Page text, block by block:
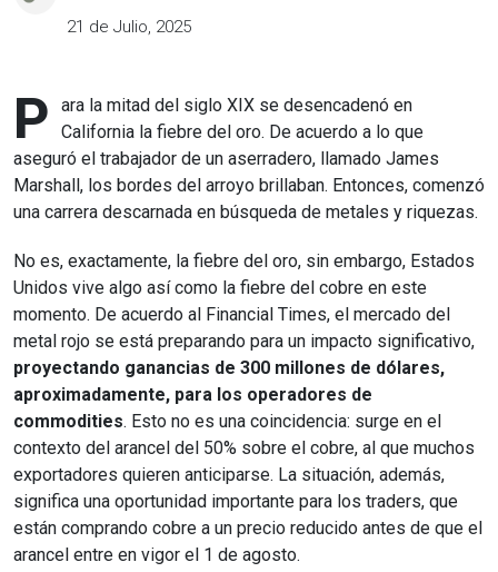
21 de Julio, 2025
P
ara la mitad del siglo XIX se desencadenó en
California la fiebre del oro. De acuerdo a lo que
aseguró el trabajador de un aserradero, llamado James
Marshall, los bordes del arroyo brillaban. Entonces, comenzó
una carrera descarnada en búsqueda de metales y riquezas.
No es, exactamente, la fiebre del oro, sin embargo, Estados
Unidos vive algo así como la fiebre del cobre en este
momento. De acuerdo al Financial Times, el mercado del
metal rojo se está preparando para un impacto significativo,
proyectando ganancias de 300 millones de dólares,
aproximadamente, para los operadores de
commodities. Esto no es una coincidencia: surge en el
contexto del arancel del 50% sobre el cobre, al que muchos
exportadores quieren anticiparse. La situación, además,
significa una oportunidad importante para los traders, que
están comprando cobre a un precio reducido antes de que el
arancel entre en vigor el 1 de agosto.